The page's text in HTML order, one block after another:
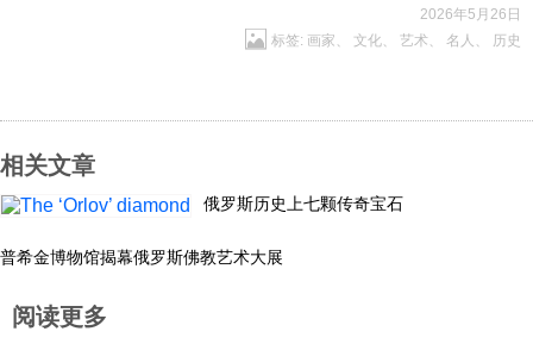
2026年5月26日
标签: 画家 、 文化、 艺术、 名人 、 历史
相关文章
俄罗斯历史上七颗传奇宝石
普希金博物馆揭幕俄罗斯佛教艺术大展
阅读更多